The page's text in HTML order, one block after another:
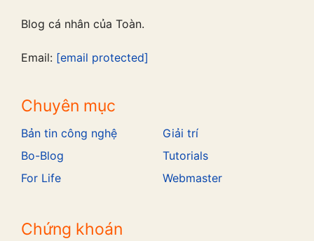
Blog cá nhân của Toàn.
Email: [email protected]
Chuyên mục
Bản tin công nghệ
Bo-Blog
For Life
Giải trí
Tutorials
Webmaster
Chứng khoán